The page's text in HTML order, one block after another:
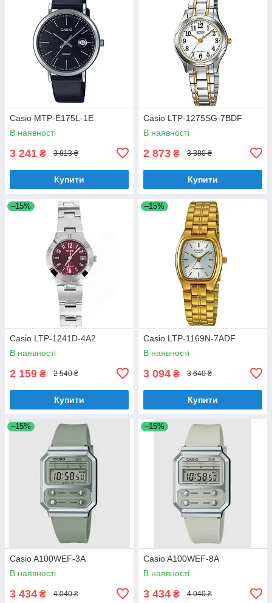
Casio MTP-E175L-1E
В наявності
3 241 ₴ 3 813 ₴
Купити
Casio LTP-1275SG-7BDF
В наявності
2 873 ₴ 3 380 ₴
Купити
–15%
Casio LTP-1241D-4A2
В наявності
2 159 ₴ 2 540 ₴
Купити
–15%
Casio LTP-1169N-7ADF
В наявності
3 094 ₴ 3 640 ₴
Купити
–15%
Casio A100WEF-3A
В наявності
3 434 ₴ 4 040 ₴
–15%
Casio A100WEF-8A
В наявності
3 434 ₴ 4 040 ₴